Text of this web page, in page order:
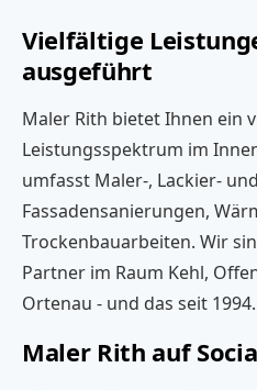
Vielfältige
ausgeführt
Maler Rith bietet Ihnen ein
Leistungsspektrum im
umfasst Maler-, Lackier-
Fassadensanierungen,
Trockenbauarbeiten. Wir
Partner im Raum Kehl,
Ortenau - und das seit 1994.
Maler Rith auf